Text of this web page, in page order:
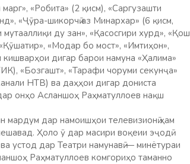
«Робита» (2 қисм), «Саргузашти
«Ҷӯра-шикорчӣ аз Минархар» (6 қисм,
ду зан», «Қасосгири хурд», «Қош
«Модар бо мост», «Имтиҳон»,
кишварҳои дигар барои намуна «Ҳалима»
«Бозгашт», «Тарафи чоруми секунҷа»
НТВ) ва даҳҳои дигар дониста
онҳо Асланшоҳ Раҳматуллоев нақш
мардум дар намоишҳои телевизионӣ ҳам
Ҳоло ӯ дар масири воқеии эҷодӣ
устод дар Театри намунавӣ — минётураи
Раҳматуллоев комгориҳо таманно